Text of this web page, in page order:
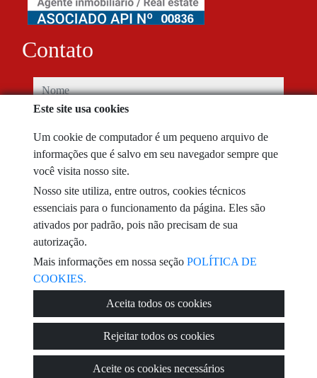
Contato
nome
email
Eu li e aceito os termos de uso e política de privacidade
mensagem
Este site usa cookies
Um cookie de computador é um pequeno arquivo de
informações que é salvo em seu navegador sempre que
você visita nosso site.
Nosso site utiliza, entre outros, cookies técnicos
essenciais para o funcionamento da página. Eles são
ativados por padrão, pois não precisam de sua
autorização.
Mais informações em nossa seção POLÍTICA DE
COOKIES.
Aceita todos os cookies
Rejeitar todos os cookies
Aceite os cookies necessários